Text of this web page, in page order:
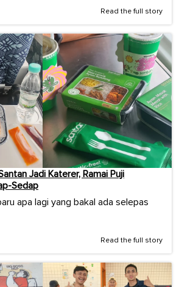
Read the full story
Jadi Katerer, Ramai Puji
Sedap
apa lagi yang bakal ada selepas
Read the full story